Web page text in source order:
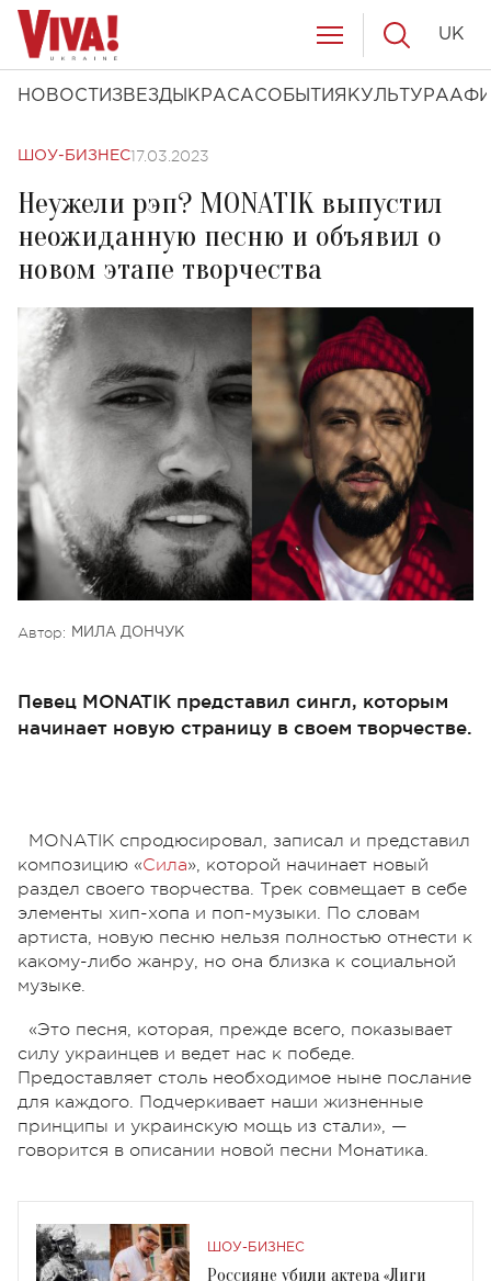
НОВОСТИ ЗВЕЗДЫ КРАСАСОБЫТИЯ КУЛЬТУРА
UK
ШОУ-БИЗНЕС17.03.2023
Неужели рэп? MONATIK выпустил
неожиданную песню и объявил о
новом этапе творчества
Автор: МИЛА ДОНЧУК
Певец MONATIK представил сингл, которым
начинает новую страницу в своем творчестве.
MONATIK спродюсировал, записал и представил
композицию «Сила», которой начинает новый
раздел своего творчества. Трек совмещает в себе
элементы хип-хопа и поп-музыки. По словам
артиста, новую песню нельзя полностью отнести к
какому-либо жанру, но она близка к социальной
музыке.
«Это песня, которая, прежде всего, показывает
силу украинцев и ведет нас к победе.
Предоставляет столь необходимое ныне послание
для каждого. Подчеркивает наши жизненные
принципы и украинскую мощь из стали», —
говорится в описании новой песни Монатика.
ШОУ-БИЗНЕС
Россияне убили актера «Лиги